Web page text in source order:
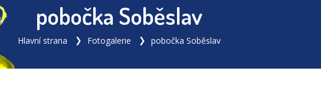
pobočka Soběslav
Hlavní strana Fotogalerie pobočka Soběslav